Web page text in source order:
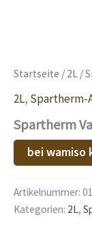
Startseite / 2L /
2L, Spartherm-
Spartherm
bei wamiso
Artikelnummer:
Kategorien: 2L,